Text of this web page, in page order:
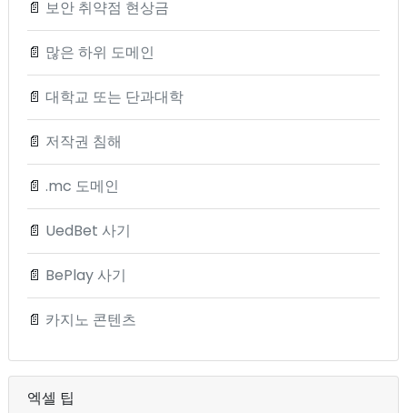
📄 보안 취약점 현상금
📄 많은 하위 도메인
📄 대학교 또는 단과대학
📄 저작권 침해
📄 .mc 도메인
📄 UedBet 사기
📄 BePlay 사기
📄 카지노 콘텐츠
엑셀 팁